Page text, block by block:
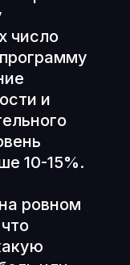
число
и
10-15%.
ровном